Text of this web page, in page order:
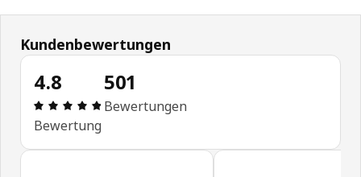
Kundenbewertungen
4.8
Bewertung: 4.8 von 5 Sterne Alle Bewertungen:
Bewertung
501
Bewertungen
Kundenbewertungen überspringen